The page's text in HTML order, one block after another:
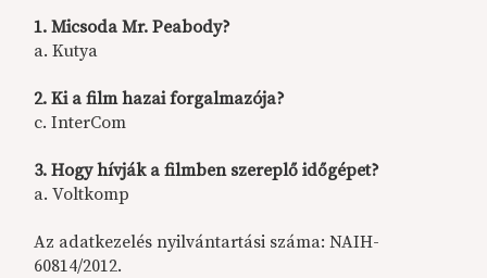
1. Micsoda Mr. Peabody?
a. Kutya
2. Ki a film hazai forgalmazója?
c. InterCom
3. Hogy hívják a filmben szereplő időgépet?
a. Voltkomp
Az adatkezelés nyilvántartási száma: NAIH-
60814/2012.